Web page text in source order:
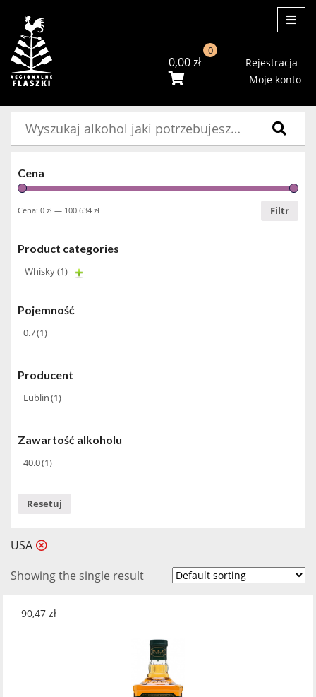
0,00zł
0
Rejestracja
Moje konto
Cena
Filtr
Cena: 0 zł — 100.634 zł
Product categories
Whisky(1)
Pojemność
0.7(1)
Producent
Lublin(1)
Zawartość alkoholu
40.0(1)
Resetuj
USA
Showing the single result
90,47 zł